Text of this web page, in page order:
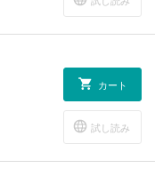
カート
試し読み